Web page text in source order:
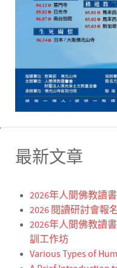
最新文章
2026年人間佛教讀
2026 閱讀研討會報
2026年人間佛教讀
訓工作坊
Various Types of